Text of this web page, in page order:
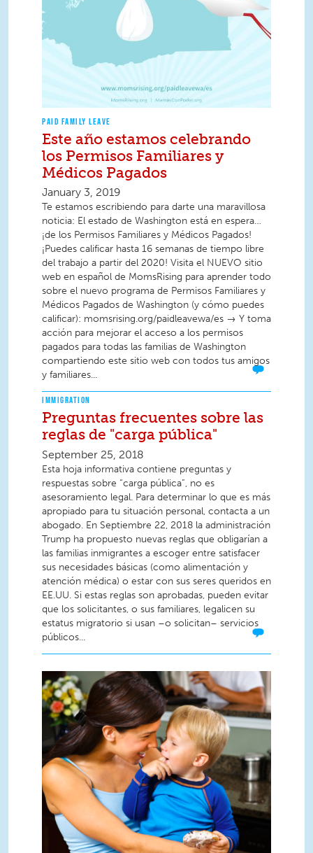
PAID FAMILY LEAVE
Este año estamos celebrando
los Permisos Familiares y
Médicos Pagados
January 3, 2019
Te estamos escribiendo para darte una maravillosa
noticia: El estado de Washington está en espera…
¡de los Permisos Familiares y Médicos Pagados!
¡Puedes calificar hasta 16 semanas de tiempo libre
del trabajo a partir del 2020! Visita el NUEVO sitio
web en español de MomsRising para aprender todo
sobre el nuevo programa de Permisos Familiares y
Médicos Pagados de Washington (y cómo puedes
calificar): momsrising.org/paidleavewa/es → Y toma
acción para mejorar el acceso a los permisos
pagados para todas las familias de Washington
compartiendo este sitio web con todos tus amigos
y familiares...
IMMIGRATION
Preguntas frecuentes sobre las
reglas de "carga pública"
September 25, 2018
Esta hoja informativa contiene preguntas y
respuestas sobre “carga pública”, no es
asesoramiento legal. Para determinar lo que es más
apropiado para tu situación personal, contacta a un
abogado. En Septiembre 22, 2018 la administración
Trump ha propuesto nuevas reglas que obligarían a
las familias inmigrantes a escoger entre satisfacer
sus necesidades básicas (como alimentación y
atención médica) o estar con sus seres queridos en
EE.UU. Si estas reglas son aprobadas, pueden evitar
que los solicitantes, o sus familiares, legalicen su
estatus migratorio si usan –o solicitan– servicios
públicos...